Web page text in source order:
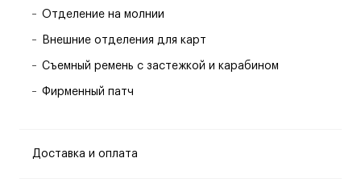
Отделение на молнии
Внешние отделения для карт
Съемный ремень с застежкой и карабином
Фирменный патч
Доставка и оплата